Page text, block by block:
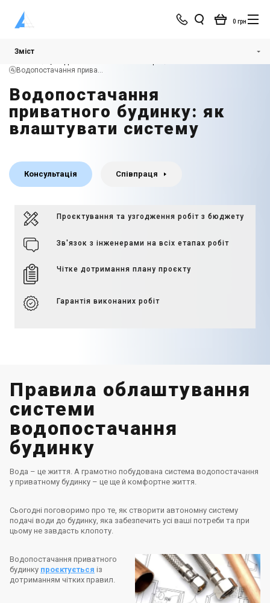
0 грн
🚰Водопостачання приватного будинку
Водопостачання
приватного будинку: як
влаштувати систему
Консультація Співпраця
Проєктування та узгодження робіт з бюджету
Зв'язок з інженерами на всіх етапах робіт
Чітке дотримання плану проєкту
Гарантія виконаних робіт
Зміст
Правила облаштування
системи
водопостачання
будинку
Вода – це життя. А грамотно побудована система водопостачання
у приватному будинку – це ще й комфортне життя.
Сьогодні поговоримо про те, як створити автономну систему
подачі води до будинку, яка забезпечить усі ваші потреби та при
цьому не завдасть клопоту.
Водопостачання приватного
будинку проєктується із
дотриманням чітких правил.